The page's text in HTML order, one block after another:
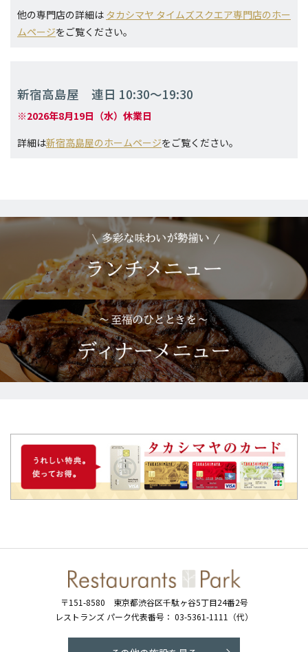
他の専門店の詳細は タカシマヤ タイムズスクエア専門店のホー
ムページをご覧ください。
新宿高島屋 連日 10:30～19:30
※2026年8月19日（水）休業日
詳細は新宿高島屋のホームページをご覧ください。
〒151-8580 東京都渋谷区千駄ヶ谷5丁目24番2号
レストランズ パーク代表番号： 03-5361-1111（代）